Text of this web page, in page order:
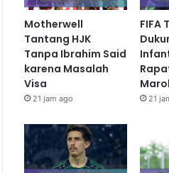
Motherwell
Tantang HJK
Tanpa Ibrahim Said
karena Masalah
Visa
21 jam ago
FIFA
21